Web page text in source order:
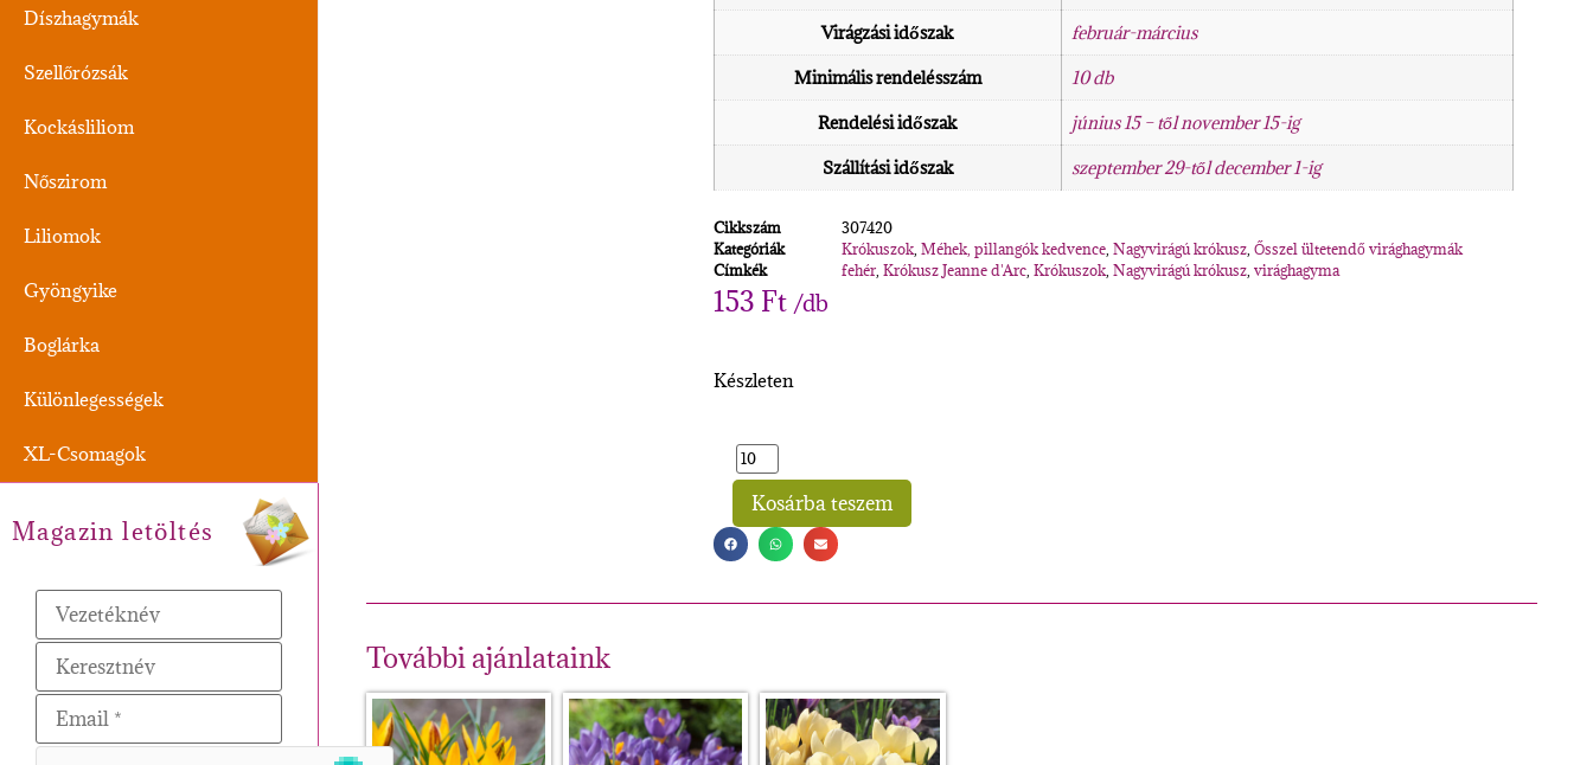
Díszhagymák
Szellőrózsák
Kockásliliom
Nőszirom
Liliomok
Gyöngyike
Boglárka
Különlegességek
XL-Csomagok
Magazin letöltés
Virágzási időszak
február-március
Minimális rendelésszám
10 db
Rendelési időszak
június 15 – től november 15-ig
Szállítási időszak
szeptember 29-től december 1-ig
Cikkszám
307420
Kategóriák
Krókuszok, Méhek, pillangók kedvence, Nagyvirágú krókusz, Ősszel ültetendő virághagymák
Címkék
fehér, Krókusz Jeanne d'Arc, Krókuszok, Nagyvirágú krókusz, virághagyma
153 Ft /db
Készleten
Kosárba teszem
Alternative:
További ajánlataink